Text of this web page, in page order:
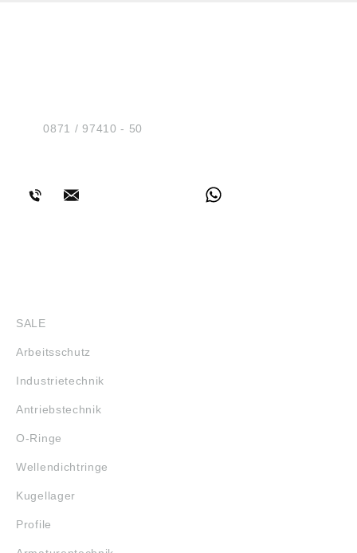
Tel.:0871 / 97410 - 50
SALE
Arbeitsschutz
Industrietechnik
Antriebstechnik
O-Ringe
Wellendichtringe
Kugellager
Profile